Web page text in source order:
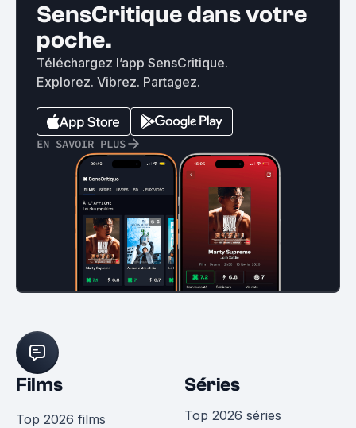
SensCritique dans votre
poche.
Téléchargez l’app SensCritique.
Explorez. Vibrez. Partagez.
EN SAVOIR PLUS
Films
Top 2026 films
Séries
Top 2026 séries